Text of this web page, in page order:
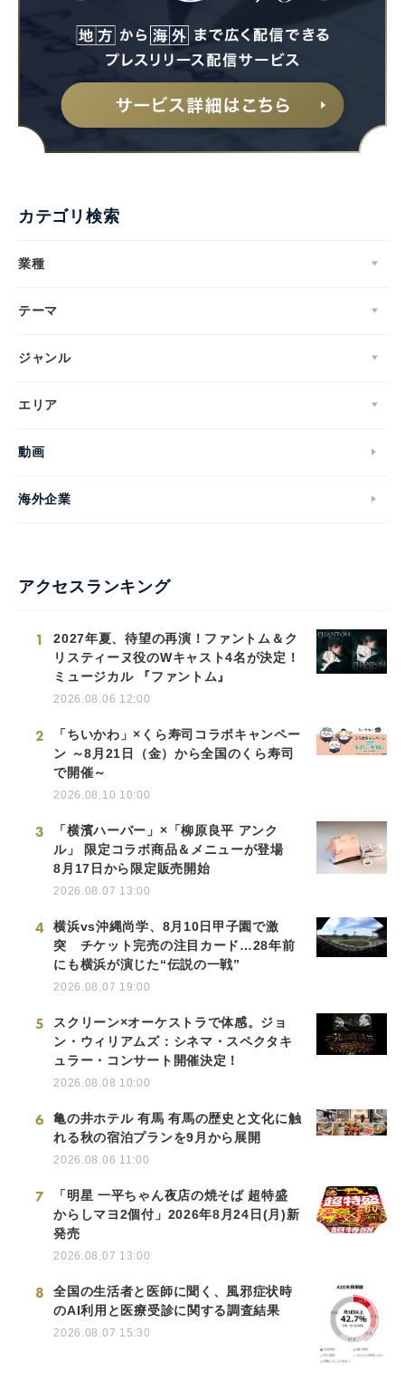
カテゴリ検索
業種
テーマ
ジャンル
エリア
動画
海外企業
アクセスランキング
1
2027年夏、待望の再演！ファントム＆ク
リスティーヌ役のWキャスト4名が決定！
ミュージカル 『ファントム』
2026.08.06 12:00
2
「ちいかわ」×くら寿司コラボキャンペー
ン ～8月21日（金）から全国のくら寿司
で開催～
2026.08.10 10:00
3
「横濱ハーバー」×「柳原良平 アンク
ル」 限定コラボ商品＆メニューが登場
8月17日から限定販売開始
2026.08.07 13:00
4
横浜vs沖縄尚学、8月10日甲子園で激
突 チケット完売の注目カード…28年前
にも横浜が演じた“伝説の一戦”
2026.08.07 19:00
5
スクリーン×オーケストラで体感。ジョ
ン・ウィリアムズ：シネマ・スペクタキ
ュラー・コンサート開催決定！
2026.08.08 10:00
6
亀の井ホテル 有馬 有馬の歴史と文化に触
れる秋の宿泊プランを9月から展開
2026.08.06 11:00
7
「明星 一平ちゃん夜店の焼そば 超特盛
からしマヨ2個付」2026年8月24日(月)新
発売
2026.08.07 13:00
8
全国の生活者と医師に聞く、風邪症状時
のAI利用と医療受診に関する調査結果
2026.08.07 15:30
Japanese